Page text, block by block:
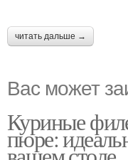
читать дальше →
Вас может
Куриные
пюре: